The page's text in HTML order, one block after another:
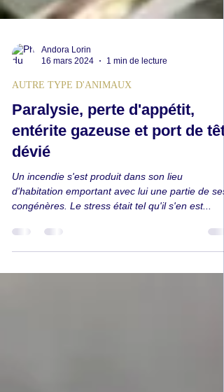
16 mars 2024
1 min de lecture
AUTRE TYPE D'ANIMAUX
Paralysie, perte d'appétit,
entérite gazeuse et port de
dévié
Un incendie s'est produit dans son lieu
d'habitation emportant avec lui une partie de ses
congénères. Le stress était tel qu'il s'en est...